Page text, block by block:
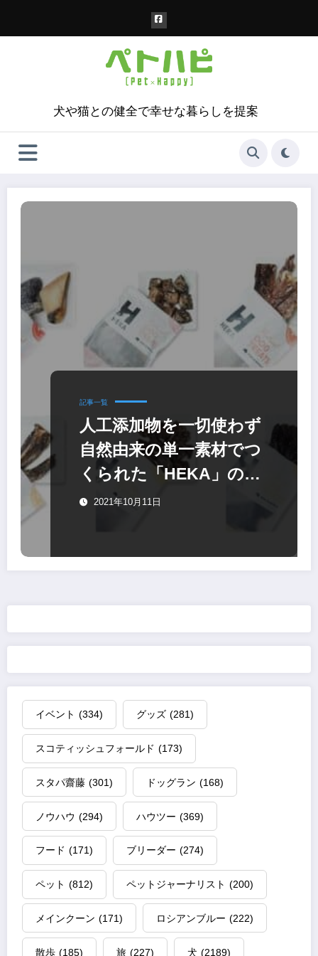
犬や猫との健全で幸せな暮らしを提案
記事一覧
人工添加物を一切使わず
自然由来の単一素材でつ
くられた「HEKA」のお
やつ
2021年10月11日
イベント (334) グッズ (281)
スコティッシュフォールド (173)
スタパ齋藤 (301) ドッグラン (168)
ノウハウ (294) ハウツー (369)
フード (171) ブリーダー (274)
ペット (812) ペットジャーナリスト (200)
メインクーン (171) ロシアンブルー (222)
散歩 (185) 旅 (227) 犬 (2189)